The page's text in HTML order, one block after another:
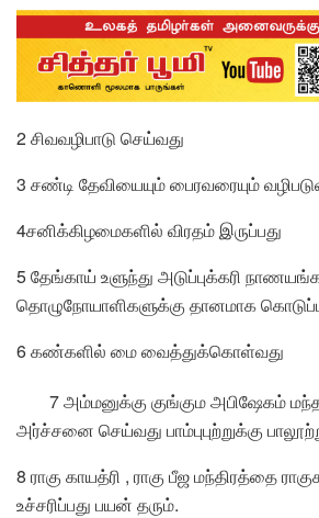
2 சிவவழிபாடு செய்வது
3 சண்டி தேவியையும் பைரவரையும்
4சனிக்கிழமைகளில் விரதம் இருப்பது
5 தேங்காய் உளுந்து அடுப்புக்கரி
தொழுநோயாளிகளுக்கு தானமாக
6 கண்களில் மை வைத்துக்கொள்வது
7 அம்மனுக்கு குங்கும அபிஷேகம்
அர்ச்சனை செய்வது பாம்புபுற்றுக்கு
8 ராகு காயத்ரி , ராகு பீஜ மந்திரத்தை
உச்சரிப்பது பயன் தரும்.